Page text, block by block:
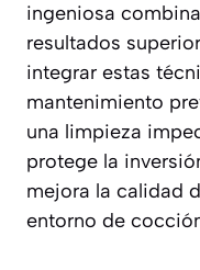
ingeniosa
resultados
integrar estas
mantenimiento
una limpieza
protege la
mejora la calidad
entorno de